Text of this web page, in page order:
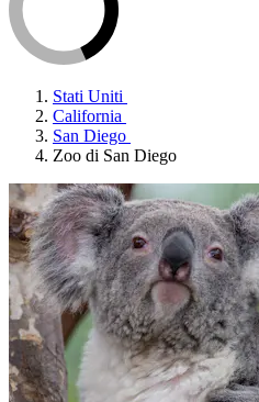
Stati Uniti
California
San Diego
Zoo di San Diego